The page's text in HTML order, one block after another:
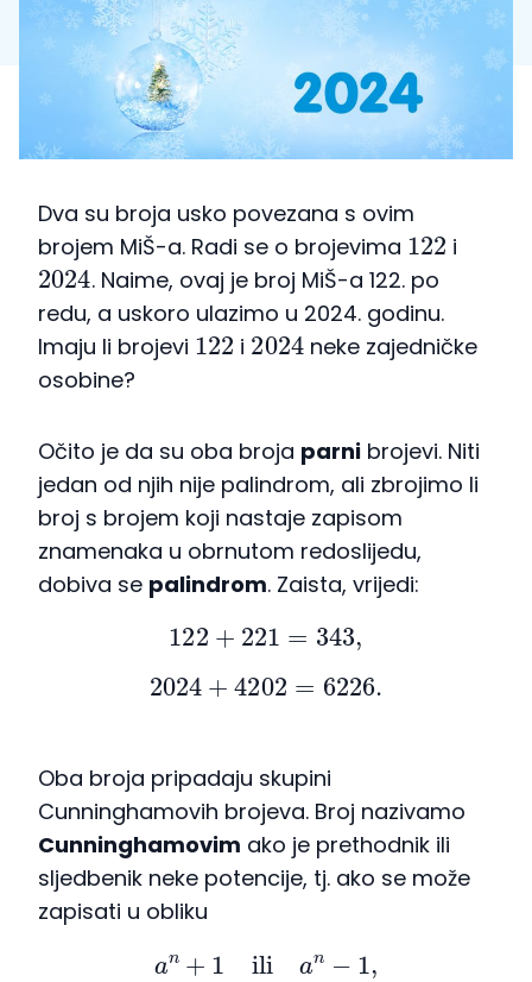
Dva su broja usko povezana s ovim
brojem MiŠ-a. Radi se o brojevima
122
i
2024
. Naime, ovaj je broj MiŠ-a 122. po
redu, a uskoro ulazimo u 2024. godinu.
Imaju li brojevi
122
i
2024
neke zajedničke
osobine?
Očito je da su oba broja parni brojevi. Niti
jedan od njih nije palindrom, ali zbrojimo li
broj s brojem koji nastaje zapisom
znamenaka u obrnutom redoslijedu,
dobiva se palindrom. Zaista, vrijedi:
122 + 221 =343,
2024 + 4202 =6226.
Oba broja pripadaju skupini
Cunninghamovih brojeva. Broj nazivamo
Cunninghamovim ako je prethodnik ili
sljedbenik neke potencije, tj. ako se može
zapisati u obliku
a n 1ili n−